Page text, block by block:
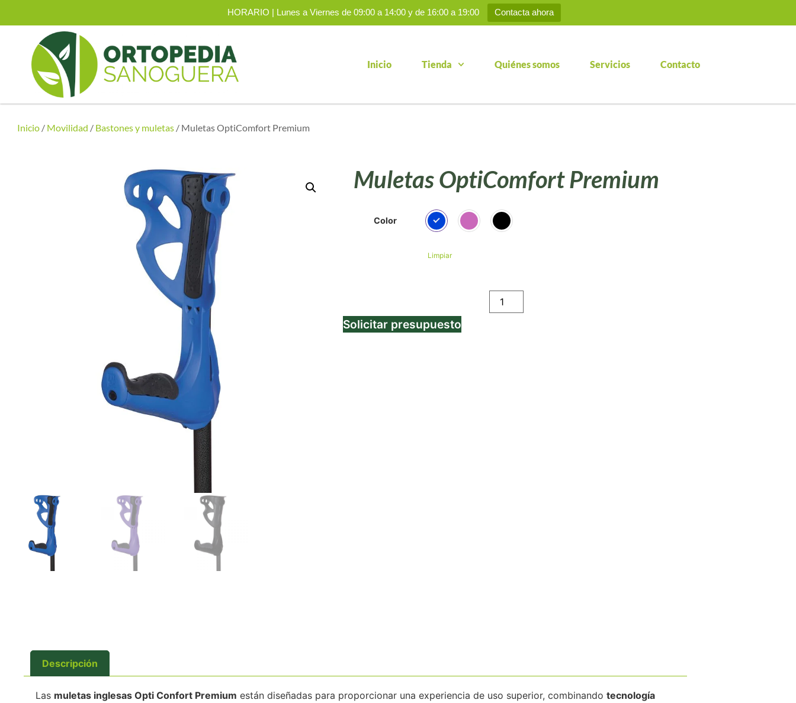
HORARIO | Lunes a Viernes de 09:00 a 14:00 y de 16:00 a 19:00 Contacta ahora
Inicio Tienda Quiénes somos Servicios Contacto
Inicio / Movilidad / Bastones y muletas / Muletas OptiComfort Premium
Muletas OptiComfort Premium
Color
Limpiar
Solicitar presupuesto
Descripción
Las muletas inglesas Opti Confort Premium están diseñadas para proporcionar una experiencia de uso superior, combinando tecnología